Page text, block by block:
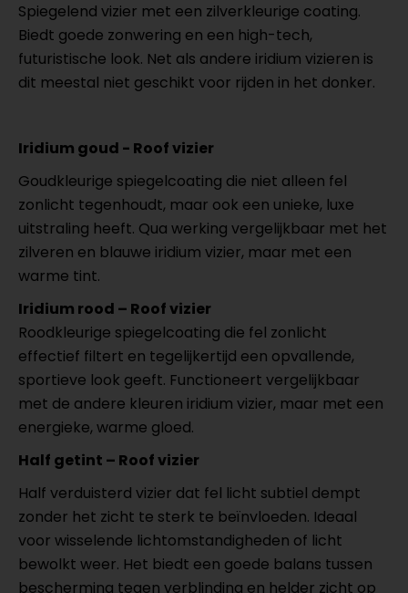
Spiegelend vizier met een zilverkleurige coating.
Biedt goede zonwering en een high-tech,
futuristische look. Net als andere iridium vizieren is
dit meestal niet geschikt voor rijden in het donker.
Iridium goud - Roof vizier
Goudkleurige spiegelcoating die niet alleen fel
zonlicht tegenhoudt, maar ook een unieke, luxe
uitstraling heeft. Qua werking vergelijkbaar met het
zilveren en blauwe iridium vizier, maar met een
warme tint.
Iridium rood – Roof vizier
Roodkleurige spiegelcoating die fel zonlicht
effectief filtert en tegelijkertijd een opvallende,
sportieve look geeft. Functioneert vergelijkbaar
met de andere kleuren iridium vizier, maar met een
energieke, warme gloed.
Half getint – Roof vizier
Half verduisterd vizier dat fel licht subtiel dempt
zonder het zicht te sterk te beïnvloeden. Ideaal
voor wisselende lichtomstandigheden of licht
bewolkt weer. Het biedt een goede balans tussen
bescherming tegen verblinding en helder zicht op